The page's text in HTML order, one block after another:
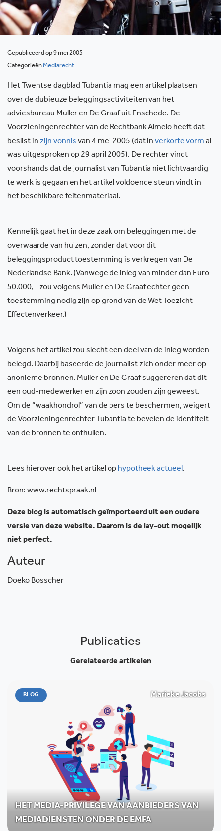
Gepubliceerd op 9 mei 2005
Categorieën Mediarecht
Het Twentse dagblad Tubantia mag een artikel plaatsen
over de dubieuze beleggingsactiviteiten van het
adviesbureau Muller en De Graaf uit Enschede. De
Voorzieningenrechter van de Rechtbank Almelo heeft dat
beslist in zijn vonnis van 4 mei 2005 (dat in verkorte vorm al
was uitgesproken op 29 april 2005). De rechter vindt
voorshands dat de journalist van Tubantia niet lichtvaardig
te werk is gegaan en het artikel voldoende steun vindt in
het beschikbare feitenmateriaal.
Kennelijk gaat het in deze zaak om beleggingen met de
overwaarde van huizen, zonder dat voor dit
beleggingsproduct toestemming is verkregen van De
Nederlandse Bank. (Vanwege de inleg van minder dan Euro
50.000,= zou volgens Muller en De Graaf echter geen
toestemming nodig zijn op grond van de Wet Toezicht
Effectenverkeer.)
Volgens het artikel zou slecht een deel van de inleg worden
belegd. Daarbij baseerde de journalist zich onder meer op
anonieme bronnen. Muller en De Graaf suggereren dat dit
een oud-medewerker en zijn zoon zouden zijn geweest.
Om de “waakhondrol” van de pers te beschermen, weigert
de Voorzieningenrechter Tubantia te bevelen de identiteit
van de bronnen te onthullen.
Lees hierover ook het artikel op hypotheek actueel.
Bron: www.rechtspraak.nl
Deze blog is automatisch geïmporteerd uit een oudere
versie van deze website. Daarom is de lay-out mogelijk
niet perfect.
Auteur
Doeko Bosscher
Publicaties
Gerelateerde artikelen
BLOG Marieke Jacobs
HET MEDIA-PRIVILEGE VAN AANBIEDERS VAN
MEDIADIENSTEN ONDER DE EMFA